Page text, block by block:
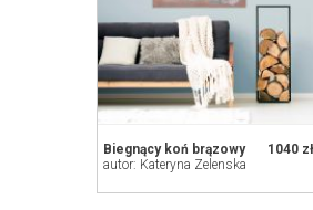
1040 zł
Biegnący koń brązowy
autor: Kateryna Zelenska